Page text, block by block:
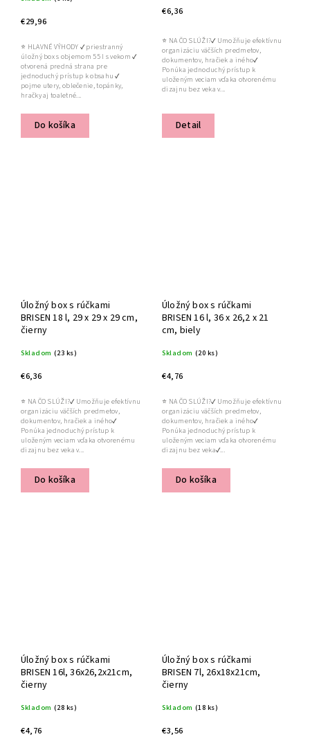
€29,96
Do košíka
⭐ HLAVNÉ VÝHODY ✔ priestranný
úložný box s objemom 55 l s vekom ✔
otvorená predná strana pre
jednoduchý prístup k obsahu ✔
pojme utery, oblečenie, topánky,
hračky aj toaletné...
€6,36
Detail
⭐ NA ČO SLÚŽI?✔ Umožňuje efektívnu
organizáciu väčších predmetov,
dokumentov, hračiek a iného✔
Ponúka jednoduchý prístup k
uloženým veciam vďaka otvorenému
dizajnu bez veka v...
Úložný box s rúčkami
BRISEN 18 l, 29 x 29 x 29 cm,
čierny
Skladom (23 ks)
€6,36
Do košíka
⭐ NA ČO SLÚŽI?✔ Umožňuje efektívnu
organizáciu väčších predmetov,
dokumentov, hračiek a iného✔
Ponúka jednoduchý prístup k
uloženým veciam vďaka otvorenému
dizajnu bez veka v...
Úložný box s rúčkami
BRISEN 16 l, 36 x 26,2 x 21
cm, biely
Skladom (20 ks)
€4,76
Do košíka
⭐ NA ČO SLÚŽI?✔ Umožňuje efektívnu
organizáciu väčších predmetov,
dokumentov, hračiek a iného✔
Ponúka jednoduchý prístup k
uloženým veciam vďaka otvorenému
dizajnu bez veka✔...
Úložný box s rúčkami
BRISEN 16l, 36x26,2x21cm,
čierny
Skladom (28 ks)
€4,76
Úložný box s rúčkami
BRISEN 7l, 26x18x21cm,
čierny
Skladom (18 ks)
€3,56